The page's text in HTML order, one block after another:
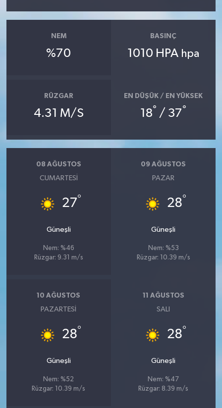
NEM
%70
BASINÇ
1010 HPA hpa
RÜZGAR
4.31 M/S
EN DÜŞÜK / EN YÜKSEK
18° / 37°
08 AĞUSTOS
CUMARTESI
27°
Güneşli
Nem: %46
Rüzgar: 9.31 m/s
09 AĞUSTOS
PAZAR
28°
Güneşli
Nem: %53
Rüzgar: 10.39 m/s
10 AĞUSTOS
PAZARTESI
28°
Güneşli
Nem: %52
Rüzgar: 10.39 m/s
11 AĞUSTOS
SALI
28°
Güneşli
Nem: %47
Rüzgar: 8.39 m/s